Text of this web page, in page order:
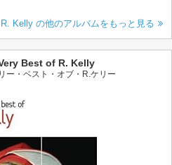
R. Kelly の他のアルバムをもっと見る
Best of R. Kelly
ー・ベスト・オブ・R.ケリー